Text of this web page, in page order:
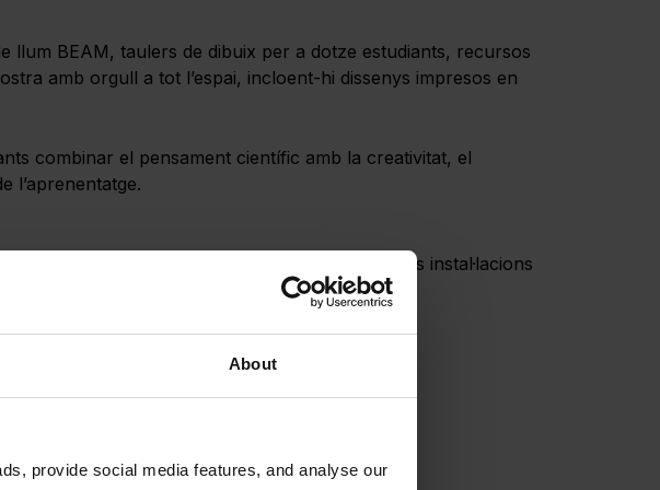
About
provide social media features, and analyse our
llum BEAM, taulers de dibuix per a dotze estudiants, recursos
amb orgull a tot l’espai, incloent-hi dissenys impresos en
combinar el pensament científic amb la creativitat, el
l’aprenentatge.
d’última generació, tots amb llum natural. Les instal·lacions